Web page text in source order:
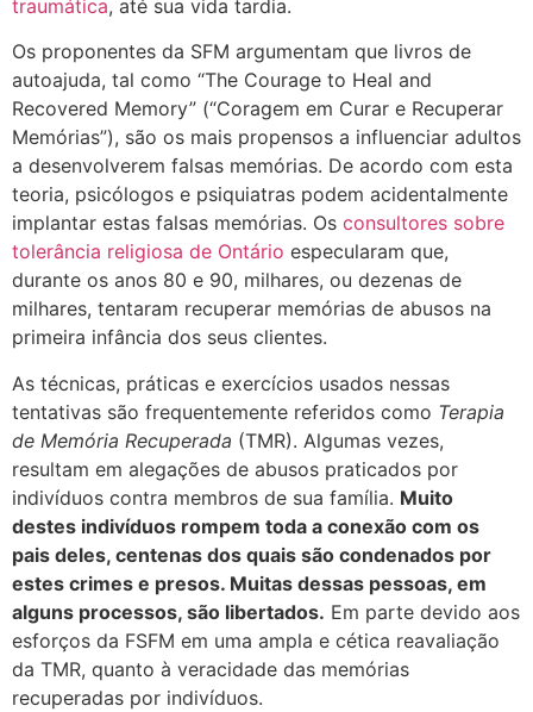
traumática, até sua vida tardia.
Os proponentes da SFM argumentam que livros de
autoajuda, tal como “The Courage to Heal and
Recovered Memory” (“Coragem em Curar e Recuperar
Memórias”), são os mais propensos a influenciar adultos
a desenvolverem falsas memórias. De acordo com esta
teoria, psicólogos e psiquiatras podem acidentalmente
implantar estas falsas memórias. Os consultores sobre
tolerância religiosa de Ontário especularam que,
durante os anos 80 e 90, milhares, ou dezenas de
milhares, tentaram recuperar memórias de abusos na
primeira infância dos seus clientes.
As técnicas, práticas e exercícios usados nessas
tentativas são frequentemente referidos como Terapia
de Memória Recuperada (TMR). Algumas vezes,
resultam em alegações de abusos praticados por
indivíduos contra membros de sua família. Muito
destes indivíduos rompem toda a conexão com os
pais deles, centenas dos quais são condenados por
estes crimes e presos. Muitas dessas pessoas, em
alguns processos, são libertados. Em parte devido aos
esforços da FSFM em uma ampla e cética reavaliação
da TMR, quanto à veracidade das memórias
recuperadas por indivíduos.